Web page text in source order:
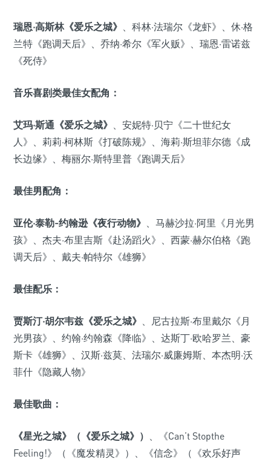
瑞恩·高斯林《爱乐之城》
、科林·法瑞尔《龙虾》、休·格
兰特《跑调天后》、乔纳·希尔《军火贩》、瑞恩·雷诺兹
《死侍》
音乐喜剧类最佳女配角：
艾玛·斯通《爱乐之城》
、安妮特·贝宁《二十世纪女
人》、莉莉·柯林斯《打破陈规》、海莉·斯坦菲尔德《成
长边缘》、梅丽尔·斯特里普《跑调天后》
最佳男配角：
亚伦·泰勒-约翰逊《夜行动物》
、马赫沙拉·阿里《月光男
孩》、杰夫·布里吉斯《赴汤蹈火》、西蒙·赫尔伯格《跑
调天后》、戴夫·帕特尔《雄狮》
最佳配乐：
贾斯汀·胡尔韦兹《爱乐之城》
、尼古拉斯·布里戴尔《月
光男孩》、约翰·约翰森《降临》、达斯丁·欧哈罗兰、豪
斯卡《雄狮》、汉斯·兹莫、法瑞尔·威廉姆斯、本杰明·沃
菲什《隐藏人物》
最佳歌曲：
《星光之城》（《爱乐之城》）
、《Can’t Stopthe
Feeling!》（《魔发精灵》）、《信念》（《欢乐好声